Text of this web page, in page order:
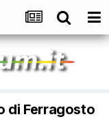
di Ferragosto